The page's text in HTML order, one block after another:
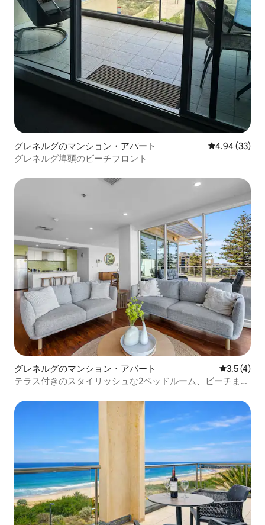
グレネルグのマンション・アパート レビュー33
4.94 (33)
グレネルグ埠頭のビーチフロント
グレネルグのマンション・アパート レビュー4
3.5 (4)
テラス付きのスタイリッシュな2ベッドルーム、ビーチまで